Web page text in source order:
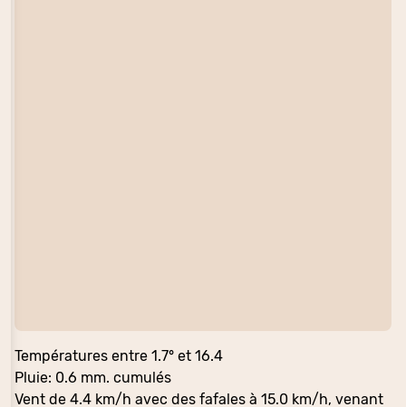
Températures entre 1.7° et 16.4
Pluie: 0.6 mm. cumulés
Vent de 4.4 km/h avec des fafales à 15.0 km/h, venant